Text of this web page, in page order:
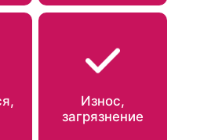
Износ,
загрязнение